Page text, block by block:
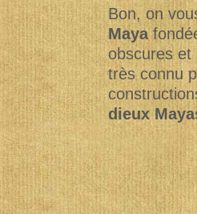
Bon, on
Maya
obscures et
très connu
dieux